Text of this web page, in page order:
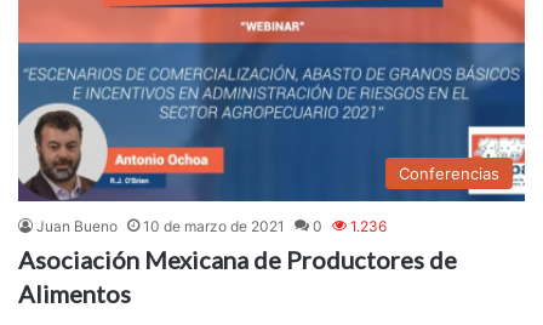
Conferencias
Juan Bueno 10 de marzo de 2021 0 1.236
Asociación Mexicana de Productores de
Alimentos